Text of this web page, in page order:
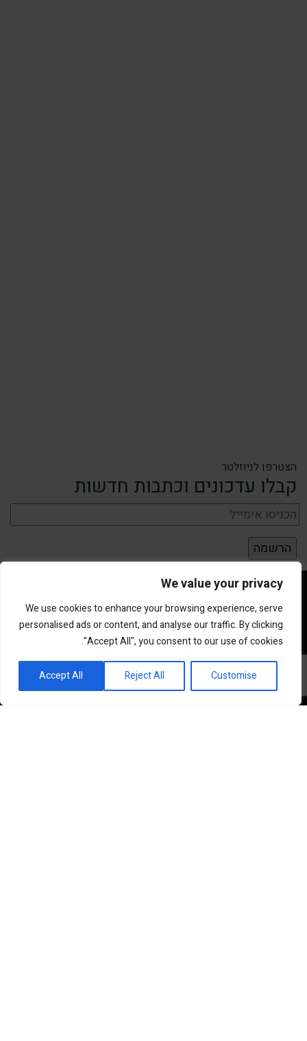
We value your privacy
We use cookies to enhance your browsing experience, serve
personalised ads or content, and analyse our traffic. By clicking
"Accept All", you consent to our use of cookies.
Customise
Reject All
Accept All
הצטרפו לניוזלטר
קבלו עדכונים וכתבות חדשות
פורטל השקעות וחדשנות